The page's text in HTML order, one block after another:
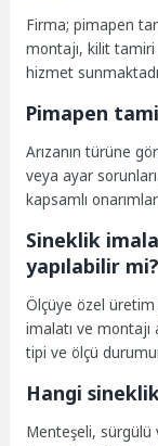
Firma; pimapen
montajı, kilit tamiri
hizmet
Pimapen
Arızanın türüne
veya ayar
kapsamlı
Sineklik
yapılabilir mi?
Ölçüye özel
imalatı ve montajı
tipi ve ölçü
Hangi
Menteşeli,